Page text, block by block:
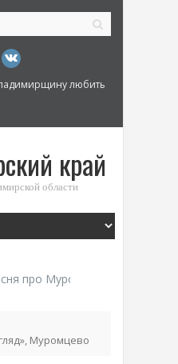
любить
край
области
про Муром: «Былинный
Муромцево